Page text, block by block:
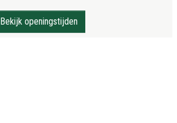
Bekijk openingstijden